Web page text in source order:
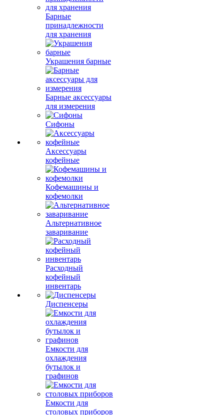
Барные
принадлежности
для хранения
Украшения барные
Барные аксессуары
для измерения
Сифоны
Аксессуары
кофейные
Кофемашины и
кофемолки
Альтернативное
заваривание
Расходный
кофейный
инвентарь
Диспенсеры
Емкости для
охлаждения
бутылок и
графинов
Емкости для
столовых приборов